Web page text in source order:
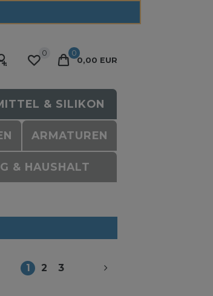
0
0
0,00 EUR
& SILIKON
ARMATUREN
& HAUSHALT
1 2 3